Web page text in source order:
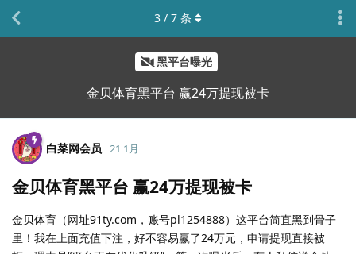
黑平台曝光
金贝体育黑平台 赢24万提现被卡
3 / 7 条
白菜网会员 21 1月
金贝体育黑平台 赢24万提现被卡
金贝体育（网址91ty.com，账号pl1254888）这平台简直黑到骨子
里！我在上面充值下注，好不容易赢了24万元，申请提现直接被